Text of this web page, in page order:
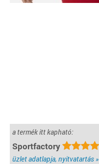
a termék itt kapható:
Sportfactory
üzlet adatlapja, nyitvatartás »